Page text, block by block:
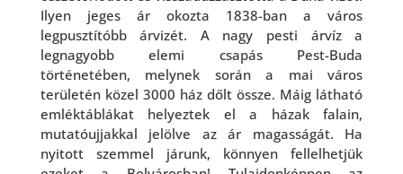
Ilyen jeges ár okozta 1838-ban a város
legpusztítóbb árvizét. A nagy pesti árvíz a
legnagyobb elemi csapás Pest-Buda
történetében, melynek során a mai város
területén közel 3000 ház dőlt össze. Máig látható
emléktáblákat helyeztek el a házak falain,
mutatóujjakkal jelölve az ár magasságát. Ha
nyitott szemmel járunk, könnyen fellelhetjük